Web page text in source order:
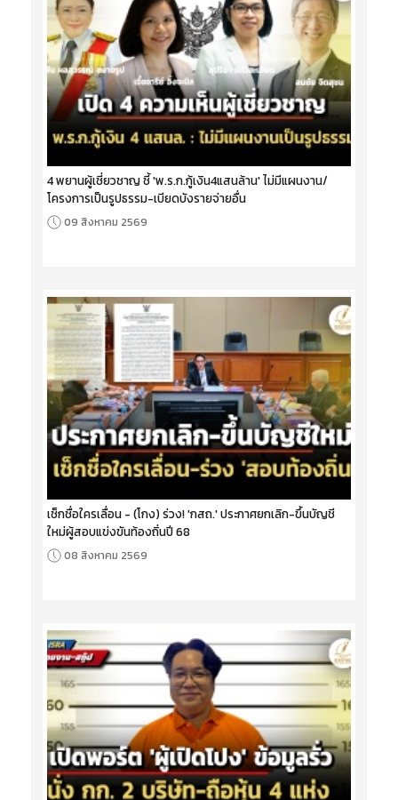
4 พยานผู้เชี่ยวชาญ ชี้ 'พ.ร.ก.กู้เงิน4แสนล้าน' ไม่มีแผนงาน/
โครงการเป็นรูปธรรม-เบียดบังรายจ่ายอื่น
09 สิงหาคม 2569
เช็กชื่อใครเลื่อน - (โกง) ร่วง! 'กสถ.' ประกาศยกเลิก-ขึ้นบัญชี
ใหม่ผู้สอบแข่งขันท้องถิ่นปี 68
08 สิงหาคม 2569